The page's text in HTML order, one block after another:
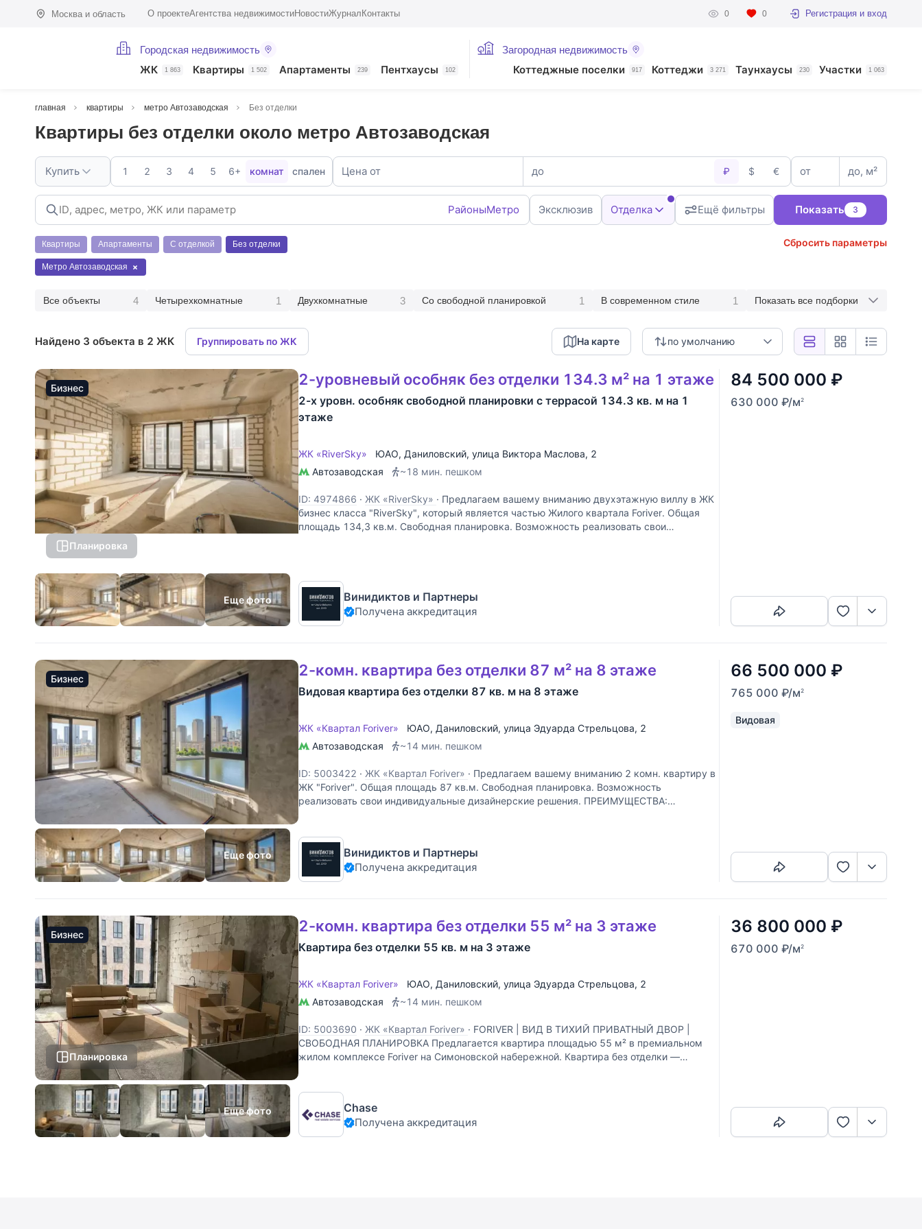
Москва и область О проектеАгентства недвижимостиНовостиЖурнал Контакты 0 0 Регистрация и вход
Городская недвижимость
ЖК 1 863 Квартиры 1 502 Апартаменты 239 Пентхаусы 102
Загородная недвижимость
Коттеджные поселки 917 Коттеджи 3 271 Таунхаусы 230 Участки 1 063
главная квартиры метро Автозаводская Без отделки
Квартиры без отделки около метро Автозаводская
Купить 1 2 3 4 5 6+ комнат спален Цена от до ₽ $ € от до, м²
РайоныМетро Эксклюзив Отделка Ещё фильтры Показать 3
Квартиры Апартаменты С отделкой Без отделки Сбросить параметры
Метро Автозаводская
Все объекты 4 Четырехкомнатные 1 Двухкомнатные 3 Со свободной планировкой 1 В современном стиле 1 Показать все подборки
Найдено 3 объекта в 2 ЖК Группировать по ЖК по умолчанию
На карте
Бизнес
Планировка
Еще фото
2-уровневый особняк без отделки 134.3 м² на 1 этаже
2-х уровн. особняк свободной планировки с террасой 134.3 кв. м на 1
этаже
ЖК «RiverSky» ЮАО, Даниловский, улица Виктора Маслова, 2
Автозаводская
~18 мин. пешком
ID: 4974866 · ЖК «RiverSky» · Предлагаем вашему вниманию двухэтажную виллу в ЖК
бизнес класса "RiverSky", который является частью Жилого квартала Foriver. Общая
площадь 134,3 кв.м. Свободная планировка. Возможность реализовать свои
Винидиктов и Партнеры
Получена аккредитация
84 500 000 ₽
630 000 ₽/м2
Бизнес
Еще фото
2-комн. квартира без отделки 87 м² на 8 этаже
Видовая квартира без отделки 87 кв. м на 8 этаже
ЖК «Квартал Foriver» ЮАО, Даниловский, улица Эдуарда Стрельцова, 2
Автозаводская
~14 мин. пешком
ID: 5003422 · ЖК «Квартал Foriver» · Предлагаем вашему вниманию 2 комн. квартиру в
ЖК "Foriver". Общая площадь 87 кв.м. Свободная планировка. Возможность
реализовать свои индивидуальные дизайнерские решения. ПРЕИМУЩЕСТВА:
Винидиктов и Партнеры
Получена аккредитация
66 500 000 ₽
765 000 ₽/м2
Видовая
Бизнес
Планировка
Еще фото
2-комн. квартира без отделки 55 м² на 3 этаже
Квартира без отделки 55 кв. м на 3 этаже
ЖК «Квартал Foriver» ЮАО, Даниловский, улица Эдуарда Стрельцова, 2
Автозаводская
~14 мин. пешком
ID: 5003690 · ЖК «Квартал Foriver» · FORIVER | ВИД В ТИХИЙ ПРИВАТНЫЙ ДВОР |
СВОБОДНАЯ ПЛАНИРОВКА Предлагается квартира площадью 55 м² в премиальном
жилом комплексе Foriver на Симоновской набережной. Квартира без отделки —
Chase
Получена аккредитация
36 800 000 ₽
670 000 ₽/м2